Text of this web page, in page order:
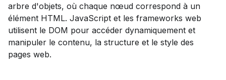
arbre d'objets, où chaque nœud correspond à un
élément HTML. JavaScript et les frameworks web
utilisent le DOM pour accéder dynamiquement et
manipuler le contenu, la structure et le style des
pages web.